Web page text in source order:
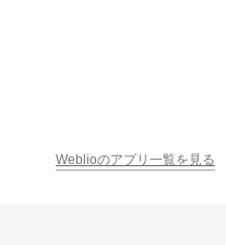
Weblioのアプリ一覧を見る